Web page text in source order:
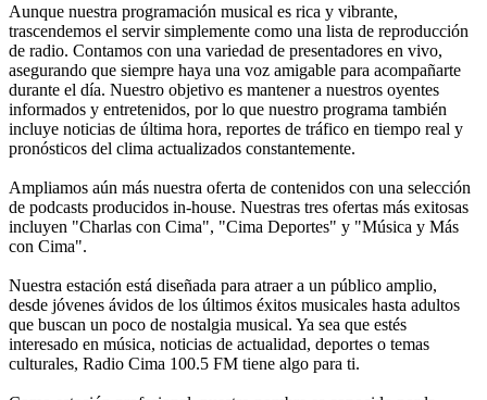
Aunque nuestra programación musical es rica y vibrante,
trascendemos el servir simplemente como una lista de reproducción
de radio. Contamos con una variedad de presentadores en vivo,
asegurando que siempre haya una voz amigable para acompañarte
durante el día. Nuestro objetivo es mantener a nuestros oyentes
informados y entretenidos, por lo que nuestro programa también
incluye noticias de última hora, reportes de tráfico en tiempo real y
pronósticos del clima actualizados constantemente.
Ampliamos aún más nuestra oferta de contenidos con una selección
de podcasts producidos in-house. Nuestras tres ofertas más exitosas
incluyen "Charlas con Cima", "Cima Deportes" y "Música y Más
con Cima".
Nuestra estación está diseñada para atraer a un público amplio,
desde jóvenes ávidos de los últimos éxitos musicales hasta adultos
que buscan un poco de nostalgia musical. Ya sea que estés
interesado en música, noticias de actualidad, deportes o temas
culturales, Radio Cima 100.5 FM tiene algo para ti.